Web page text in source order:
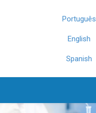
Português
English
Spanish